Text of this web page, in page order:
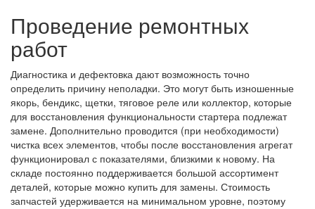
Проведение ремонтных
работ
Диагностика и дефектовка дают возможность точно
определить причину неполадки. Это могут быть изношенные
якорь, бендикс, щетки, тяговое реле или коллектор, которые
для восстановления функциональности стартера подлежат
замене. Дополнительно проводится (при необходимости)
чистка всех элементов, чтобы после восстановления агрегат
функционировал с показателями, близкими к новому. На
складе постоянно поддерживается большой ассортимент
деталей, которые можно купить для замены. Стоимость
запчастей удерживается на минимальном уровне, поэтому